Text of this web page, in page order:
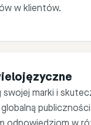
w klientów.
Juan
swojej marki i